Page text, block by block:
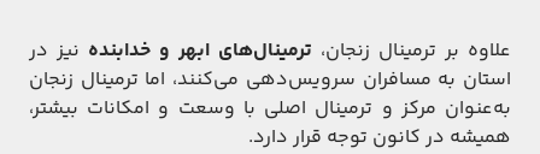
علاوه بر ترمینال زنجان، ترمینال‌های ابهر و خدابنده نیز در
استان به مسافران سرویس‌دهی می‌کنند، اما ترمینال زنجان
به‌عنوان مرکز و ترمینال اصلی با وسعت و امکانات بیشتر،
همیشه در کانون توجه قرار دارد.